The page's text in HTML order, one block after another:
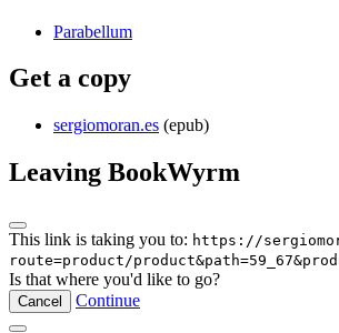
Parabellum
Get a copy
sergiomoran.es (epub)
Leaving BookWyrm
This link is taking you to: https://
route=product/
Is that where you'd like to go?
Cancel Continue